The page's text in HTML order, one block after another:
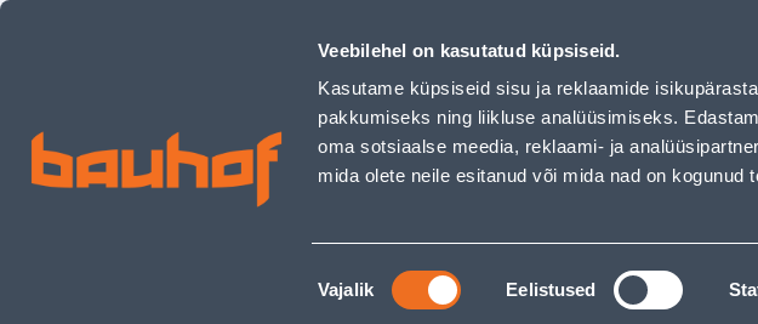
Veebilehel on kasutatud küpsiseid.
Kasutame küpsiseid sisu ja reklaamide
pakkumiseks ning liikluse analüüsimiseks.
oma sotsiaalse meedia, reklaami- ja
mida olete neile esitanud või mida nad on kogunud
Nõusoleku
valik
Vajalik Eelistused
Lülitid ja pistikupesad - Bauhof has loaded
TOOTED
Elekter ja valgustus Lülitid ja pistikupesad